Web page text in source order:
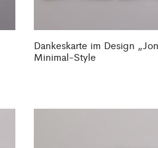
Dankeskarte im Design
Minimal-Style